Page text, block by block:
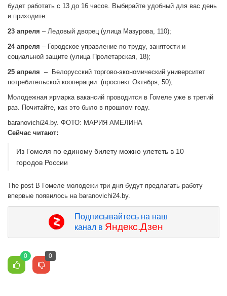
будет работать с 13 до 16 часов. Выбирайте удобный для вас день
и приходите:
23 апреля – Ледовый дворец (улица Мазурова, 110);
24 апреля – Городское управление по труду, занятости и
социальной защите (улица Пролетарская, 18);
25 апреля – Белорусский торгово-экономический университет
потребительской кооперации (проспект Октября, 50);
Молодежная ярмарка вакансий проводится в Гомеле уже в третий
раз. Почитайте, как это было в прошлом году.
baranovichi24.by. ФОТО: МАРИЯ АМЕЛИНА
Сейчас читают:
Из Гомеля по единому билету можно улететь в 10
городов России
The post В Гомеле молодежи три дня будут предлагать работу
впервые появилось на baranovichi24.by.
Подписывайтесь на наш
канал в Яндекс.Дзен
0 0